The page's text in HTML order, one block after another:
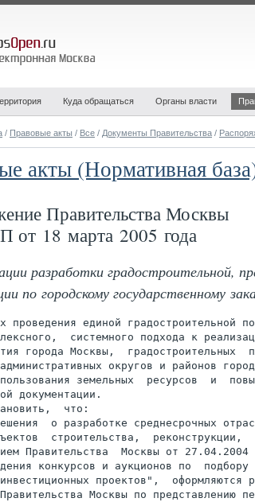
Куда обращаться Органы власти
/ Правовые акты / Все / Документы Правительства /
акты (Нормативная
Правительства Москвы
от 18 марта 2005 года
разработки градостроительной,
по городскому государственному
проведения единой градостроительной
системного подхода к
города Москвы,  градостроительных
округов и районов
земельных  ресурсов  и
документации.
что:
о разработке среднесрочных
строительства,  реконструкции,
Правительства  Москвы от
конкурсов и аукционов по
проектов",  оформляются
Москвы по представлению